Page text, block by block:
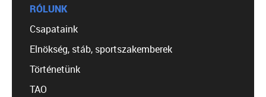
RÓLUNK
Csapataink
Elnökség, stáb, sportszakemberek
Történetünk
TAO